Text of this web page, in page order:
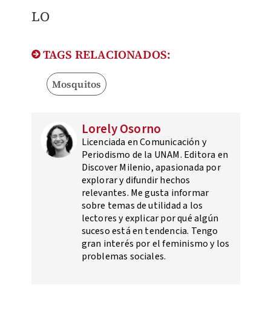
LO
TAGS RELACIONADOS:
Mosquitos
Lorely Osorno
Licenciada en Comunicación y
Periodismo de la UNAM. Editora en
Discover Milenio, apasionada por
explorar y difundir hechos
relevantes. Me gusta informar
sobre temas de utilidad a los
lectores y explicar por qué algún
suceso está en tendencia. Tengo
gran interés por el feminismo y los
problemas sociales.